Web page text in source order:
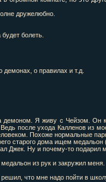
дружелюбно.
болеть.
о правилах и т.д.
демоном. Я живу с Чейзом. Он
после ухода Калленов из
Похоже нормальные
старого дома ищем медальон
Джек. Ну и почему-то подарил
из рук и закружил меня.
что мне надо пойти в